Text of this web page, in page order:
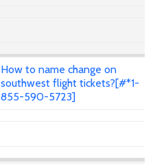
How to name change on
southwest flight tickets?[#*1-
855-590-5723]